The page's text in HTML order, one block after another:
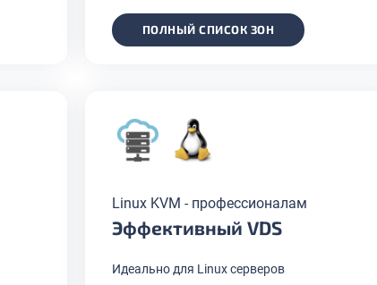
ПОЛНЫЙ СПИСОК ЗОН
Linux KVM - профессионалам
Эффективный VDS
Идеально для Linux серверов